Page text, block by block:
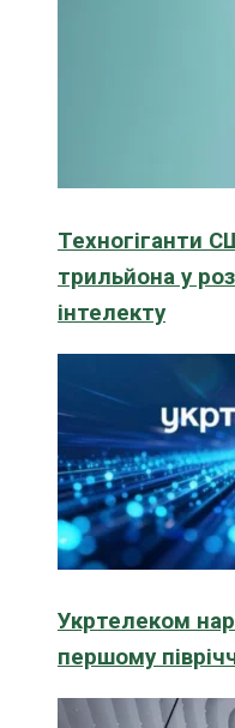
Техногіганти
трильйона у
інтелекту
Укртелеком
першому